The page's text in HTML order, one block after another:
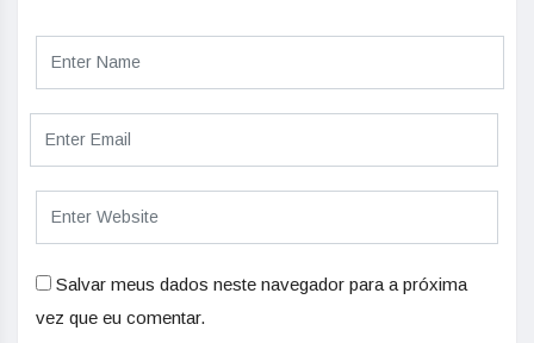
Salvar meus dados neste navegador para a próxima
vez que eu comentar.